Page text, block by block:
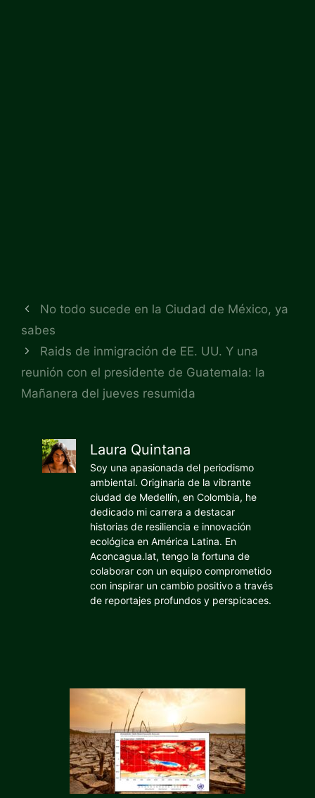
No todo sucede en la Ciudad de México, ya
sabes
Raids de inmigración de EE. UU. Y una
reunión con el presidente de Guatemala: la
Mañanera del jueves resumida
Laura Quintana
Soy una apasionada del periodismo
ambiental. Originaria de la vibrante
ciudad de Medellín, en Colombia, he
dedicado mi carrera a destacar
historias de resiliencia e innovación
ecológica en América Latina. En
Aconcagua.lat, tengo la fortuna de
colaborar con un equipo comprometido
con inspirar un cambio positivo a través
de reportajes profundos y perspicaces.